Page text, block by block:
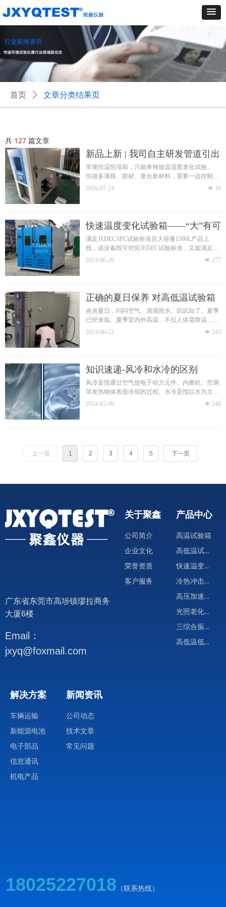
首页 ꄲ 文章分类结果页
共 127 篇文章
新品上新 | 我司自主研发管道引出
式可程式高低温湿热试验箱正式
推向市场
常规恒温恒湿箱，只能单独做温湿度老化试验。
但很多薄膜、胶材、复合新材料，需要一边控制温
度、湿度，一边同步做拉伸拉力测试。
度环境，1:1导入外接的小型密闭测试腔体。
相当于把恒温恒湿的标准环境，完整复刻到了外部
小盒子里。
测试时：
新材料放置在外部小腔体中，全程保持设定的高低
温、干湿环境；
넶 19
2026-07-24
快速温度变化试验箱——“大”有可
为
满足JEDEC/IPC试验标准且大容量1500L产品上
线，该设备既可对应JEDEC试验标准，又能满足筛
选试验。是可以同时控制试样温度并能迅速改变空
넶 277
2024-06-20
正确的夏日保养 对高低温试验箱
至关重要
炎炎夏日，闷闷空气、滴滴雨水、叽叽知了。夏季
已经来临。夏季室内外高温，不仅人体需降温，高
低温试验箱亦需防热。随时维护设备，能保持其性
넶 245
2024-06-15
知识速递-风冷和水冷的区别
风冷是指通过空气使电子动力元件、内燃机、空调
等发热物体表面冷却的过程。水冷是指以水为主要
散热冷却剂的冷却系统。
넶 248
2024-05-09
上一页 1 2 3 4 5 下一页
18025227018 （联系热线）
广东省东莞市高埗镇缪拉商务
大厦6楼
关于聚鑫
公司简介
企业文化
荣誉资质
客户服务
产品中心
高温试验箱
高低温试验箱
快速温变试验箱
冷热冲击试验箱
高压加速试验箱
光照老化试验箱
三综合振动试验箱
高低温低气压试验箱
解决方案
车辆运输
新能源电池
电子部品
信息通讯
机电产品
新闻资讯
公司动态
技术文章
常见问题
Email：
jxyq@foxmail.com